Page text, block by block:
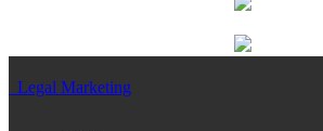
Legal Marketing